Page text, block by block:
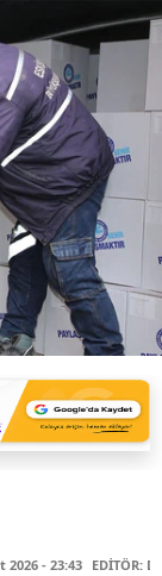
2026 - 23:43 EDİTÖR: